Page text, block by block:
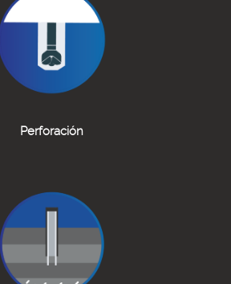
Perforación